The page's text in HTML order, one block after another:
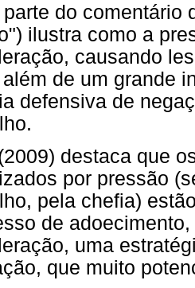
do comentário
ilustra como a
causando
de um grande
defensiva de
destaca que
por pressão
pela chefia)
de
uma
que muito